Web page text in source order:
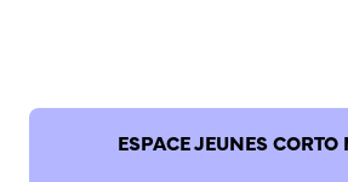
ESPACE JEUNES CORTO
Patrimoine historique
Temps forts